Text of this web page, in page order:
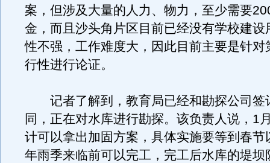
案，但涉及大量的人力、物力，至少需要
金，而且沙头角片区目前已经没有学校建设
性不强，工作难度大，因此目前主要是针对
行性进行论证。
记者了解到，教育局已经和勘探公司签
同，正在对水库进行勘探。该负责人说，1
计可以拿出加固方案，具体实施要等到春节
年雨季来临前可以完工，完工后水库的堤坝